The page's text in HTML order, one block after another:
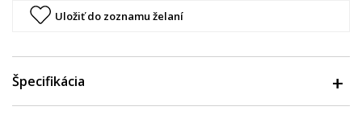
Uložiť do zoznamu želaní
Špecifikácia